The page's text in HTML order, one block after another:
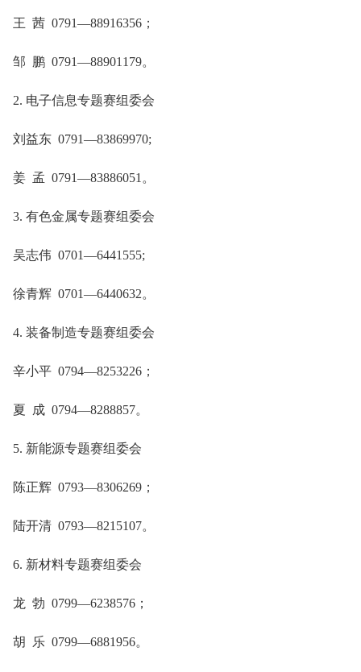
王 茜 0791—88916356；
邹 鹏 0791—88901179。
2. 电子信息专题赛组委会
刘益东 0791—83869970;
姜 孟 0791—83886051。
3. 有色金属专题赛组委会
吴志伟 0701—6441555;
徐青辉 0701—6440632。
4. 装备制造专题赛组委会
辛小平 0794—8253226；
夏 成 0794—8288857。
5. 新能源专题赛组委会
陈正辉 0793—8306269；
陆开清 0793—8215107。
6. 新材料专题赛组委会
龙 勃 0799—6238576；
胡 乐 0799—6881956。